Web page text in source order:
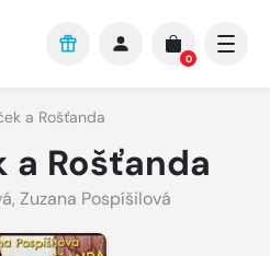
0
a Rošťanda
a Rošťanda
, Zuzana Pospíšilová